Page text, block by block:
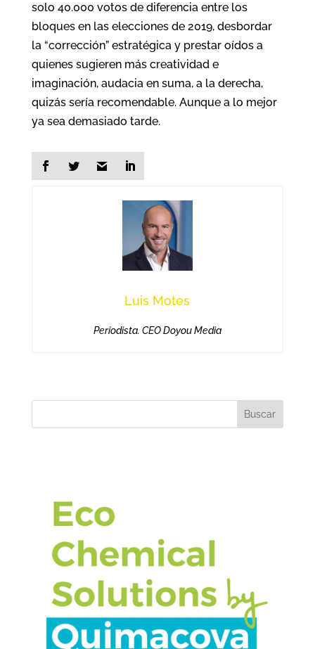
solo 40.000 votos de diferencia entre los
bloques en las elecciones de 2019, desbordar
la “corrección” estratégica y prestar oídos a
quienes sugieren más creatividad e
imaginación, audacia en suma, a la derecha,
quizás sería recomendable. Aunque a lo mejor
ya sea demasiado tarde.
Luis Motes
Periodista. CEO Doyou Media
Buscar